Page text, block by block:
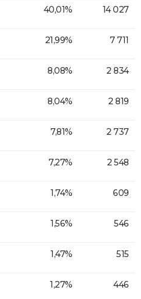
40,01% 14 027
21,99% 7 711
8,08% 2 834
8,04% 2 819
7,81% 2 737
7,27% 2 548
1,74% 609
1,56% 546
1,47% 515
1,27% 446